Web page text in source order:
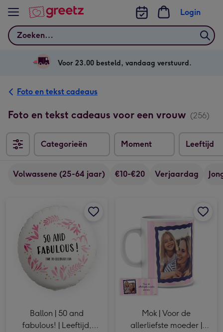
Bekijk meer
Zoeken
Login
Voor 23.00 besteld, vandaag verstuurd.
Foto en tekst cadeaus
Foto en tekst cadeaus voor een vrouw (256)
Categorieën Moment Leeftijd
Volwassene (25-64 jaar) €10-€20 Verjaardag
Ballon | 50 and
fabulous! | Leeftijd,
Mok | Voor de
allerliefste moeder |